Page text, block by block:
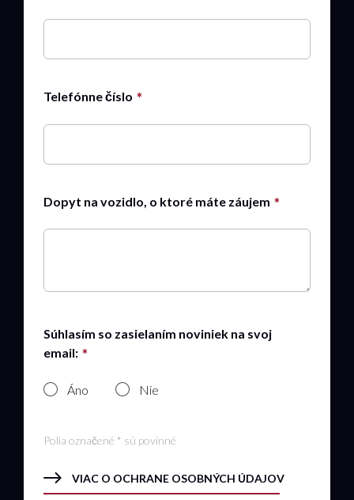
Telefónne číslo
Dopyt na vozidlo, o ktoré máte záujem
Súhlasím so zasielaním noviniek na svoj
email:
Áno Nie
Polia označené * sú povinné
VIAC O OCHRANE OSOBNÝCH ÚDAJOV